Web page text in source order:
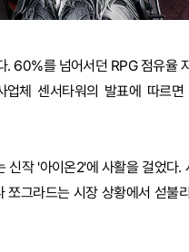
60%를 넘어서던 RPG 점유율
체 센서타워의 발표에 따르
작 '아이온2'에 사활을 걸었다.
그라드는 시장 상황에서 섣불